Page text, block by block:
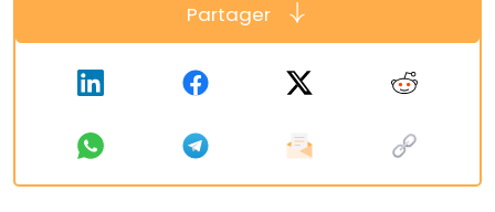
Partager